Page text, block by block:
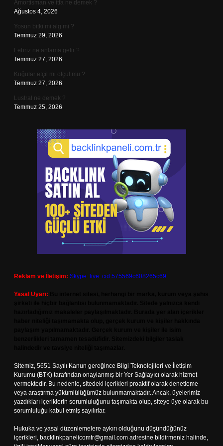
Amortisman ve itfa ne demek ?
Ağustos 4, 2026
Yosun bitki mi alg mi ?
Temmuz 29, 2026
Lebriz ne anlama gelir ?
Temmuz 27, 2026
Kuğular etçil mi otçul mu ?
Temmuz 27, 2026
Lustral ne demek ?
Temmuz 25, 2026
Reklam ve İletişim: Skype: live:.cid.575569c608265c69
Yasal Uyarı:
Sitemiz, 5651 Sayılı Kanun gereğince Bilgi Teknolojileri ve İletişim
Kurumu (BTK) tarafından onaylanmış bir Yer Sağlayıcı olarak hizmet
vermektedir. Bu nedenle, sitedeki içerikleri proaktif olarak denetleme
veya araştırma yükümlülüğümüz bulunmamaktadır. Ancak, üyelerimiz
yazdıkları içeriklerin sorumluluğunu taşımakta olup, siteye üye olarak bu
sorumluluğu kabul etmiş sayılırlar.
Hukuka ve yasal düzenlemelere aykırı olduğunu düşündüğünüz
içerikleri, backlinkpanelicomtr@gmail.com adresine bildirmeniz halinde,